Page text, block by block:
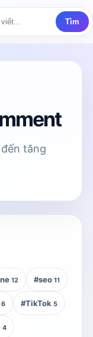
Tìm
tăng
12 #seo 11
6 #TikTok 5
4